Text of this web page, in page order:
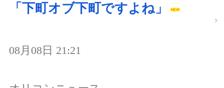
「下町オブ下町ですよね」
08月08日 21:21